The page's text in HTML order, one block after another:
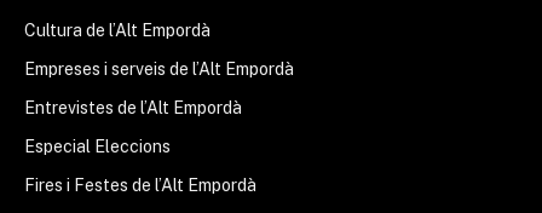
Cultura de l’Alt Empordà
Empreses i serveis de l’Alt Empordà
Entrevistes de l’Alt Empordà
Especial Eleccions
Fires i Festes de l’Alt Empordà